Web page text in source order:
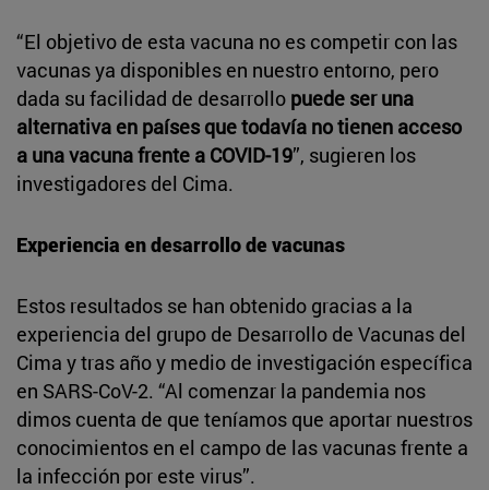
“El objetivo de esta vacuna no es competir con las
vacunas ya disponibles en nuestro entorno, pero
dada su facilidad de desarrollo puede ser una
alternativa en países que todavía no tienen acceso
a una vacuna frente a COVID-19”, sugieren los
investigadores del Cima.
Experiencia en desarrollo de vacunas
Estos resultados se han obtenido gracias a la
experiencia del grupo de Desarrollo de Vacunas del
Cima y tras año y medio de investigación específica
en SARS-CoV-2. “Al comenzar la pandemia nos
dimos cuenta de que teníamos que aportar nuestros
conocimientos en el campo de las vacunas frente a
la infección por este virus”.